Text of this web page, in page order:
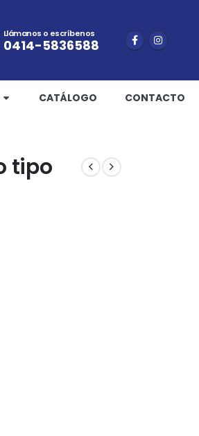
Llámanos o escríbenos
0414-5836588
CATÁLOGO CONTACTO
tipo